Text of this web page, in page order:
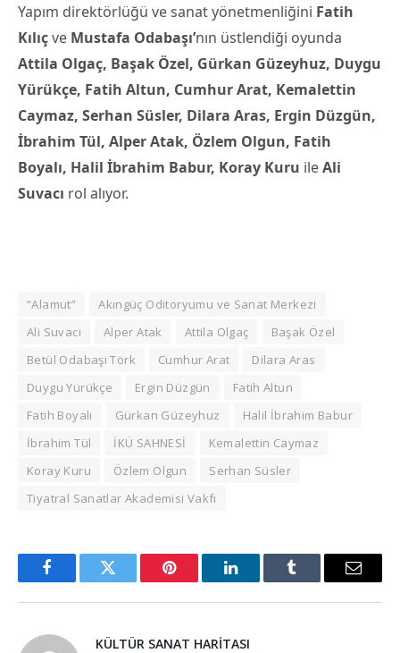
Yapım direktörlüğü ve sanat yönetmenliğini Fatih
Kılıçve Mustafa Odabaşı’nın üstlendiği oyunda
Attila Olgaç, Başak Özel, Gürkan Güzeyhuz, Duygu
Yürükçe, Fatih Altun, Cumhur Arat, Kemalettin
Caymaz, Serhan Süsler, Dilara Aras, Ergin Düzgün,
İbrahim Tül, Alper Atak, Özlem Olgun, Fatih
Boyalı, Halil İbrahim Babur, Koray Kuru ileAli
Suvacı rol alıyor.
“Alamut”
Akıngüç Oditoryumu ve Sanat Merkezi
Ali Suvacı
Alper Atak Attila Olgaç
Başak Özel
Betül Odabaşı Törk
Cumhur Arat
Dilara Aras
Duygu Yürükçe
Ergin Düzgün
Fatih Altun
Fatih Boyalı
Gürkan Güzeyhuz
Halil İbrahim Babur
İbrahim Tül
İKÜ SAHNESİ
Kemalettin Caymaz
Koray Kuru
Özlem Olgun
Serhan Süsler
Tiyatral Sanatlar Akademisi Vakfı
FacebookTwitter Pinterest LinkedInTumblr Email
KÜLTÜR SANAT HARITASI